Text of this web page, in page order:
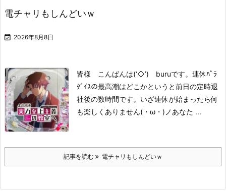
電チャリもしんどいｗ
 2026年8月8日
皆様 こんばんは(‘◇’)ゞburuです。 連休ﾊﾟﾗ
ﾀﾞｲｽの最高潮はどこかというと前日の定時退
社後の数時間です。 いざ連休が始まったら何
も楽しくありません(・ω・)ノ あなた ...
記事を読む 電チャリもしんどいｗ